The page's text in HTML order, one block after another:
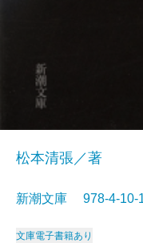
松本清張／著
新潮文庫 978-4-
文庫電子書籍あり